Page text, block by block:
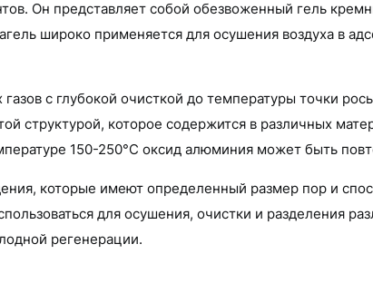
Он представляет собой обезвоженный гель
широко применяется для осушения воздуха в
с глубокой очисткой до температуры точки
структурой, которое содержится в различных
150-250°С оксид алюминия может быть
которые имеют определенный размер пор и
для осушения, очистки и разделения
регенерации.